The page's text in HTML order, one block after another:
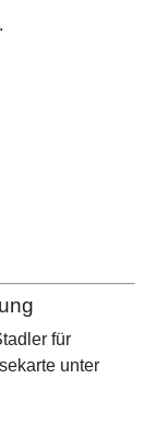
für
unter